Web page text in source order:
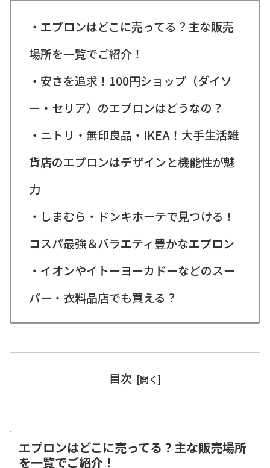
・エプロンはどこに売ってる？主な販売
場所を一覧でご紹介！
・安さを追求！100円ショップ（ダイソ
ー・セリア）のエプロンはどうなの？
・ニトリ・無印良品・IKEA！大手生活雑
貨店のエプロンはデザインと機能性が魅
力
・しまむら・ドンキホーテで見つける！
コスパ最強＆バラエティ豊かなエプロン
・イオンやイトーヨーカドーなどのスー
パー・衣料品店でも買える？
目次
エプロンはどこに売ってる？主な販売場所
を一覧でご紹介！